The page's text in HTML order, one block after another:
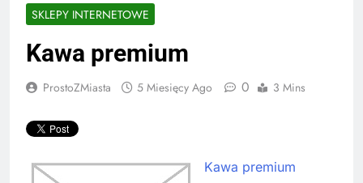
SKLEPY INTERNETOWE
Kawa premium
ProstoZMiasta 5 Miesięcy Ago 0 3 Mins
Kawa premium